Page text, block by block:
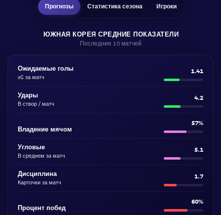
Прогнозы Статистика сезона Игроки
ЮЖНАЯ КОРЕЯ СРЕДНИЕ ПОКАЗАТЕЛИ
Последние 10 матчей
Ожидаемые голы
xG за матч
1.41
Удары
В створ / матч
4.2
Владение мячом
57%
Угловые
В среднем за матч
5.1
Дисциплина
Карточки за матч
1.7
Процент побед
60%